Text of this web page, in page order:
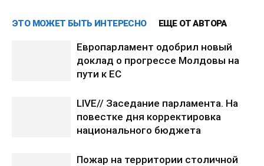
ЭТО МОЖЕТ БЫТЬ ИНТЕРЕСНО ЕЩЕ ОТ АВТОРА
Европарламент одобрил новый
доклад о прогрессе Молдовы на
пути к ЕС
LIVE// Заседание парламента. На
повестке дня корректировка
национального бюджета
Пожар на территории столичной